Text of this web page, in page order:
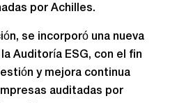
por Achilles.
se incorporó una nueva
Auditoría ESG, con el fin
y mejora continua
auditadas por